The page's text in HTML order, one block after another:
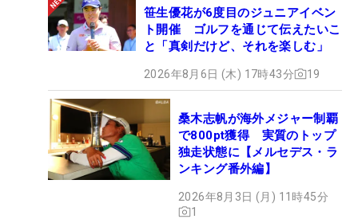
笹生優花が6度目のジュニアイベン
ト開催 ゴルフを通じて伝えたいこ
と「真剣だけど、それを楽しむ」
2026年8月6日 (木) 17時43分 19
桑木志帆が海外メジャー制覇
で800pt獲得 実質のトップ
独走状態に【メルセデス・ラ
ンキング番外編】
2026年8月3日 (月) 11時45分
1